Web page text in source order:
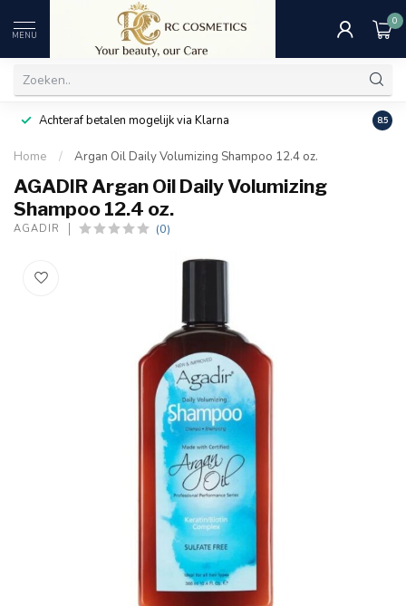
MENU
0
Achteraf betalen mogelijk via Klarna 8.5
Home / Argan Oil Daily Volumizing Shampoo 12.4 oz.
AGADIR Argan Oil Daily Volumizing
Shampoo 12.4 oz.
AGADIR (0)